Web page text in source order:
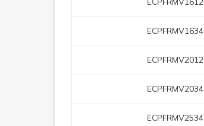
ECPFRMV1634
ECPFRMV2012
ECPFRMV2034
ECPFRMV2534